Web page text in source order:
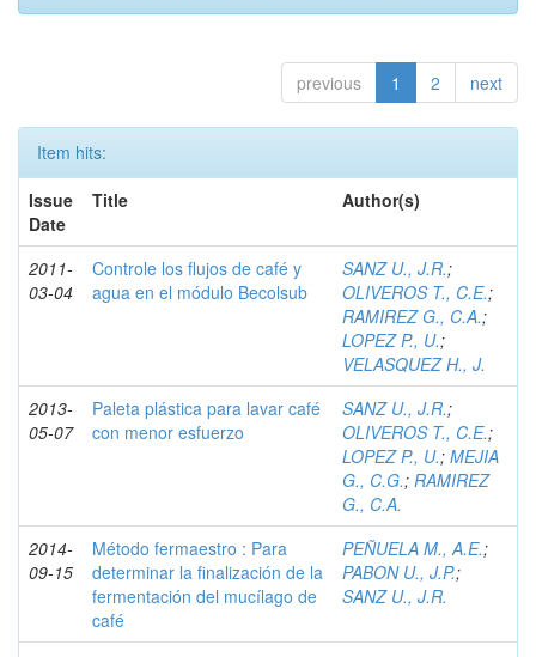
previous 1 2 next
Item hits:
Issue
Date
Title Author(s)
2011-
03-04
Controle los flujos de café y
agua en el módulo Becolsub
SANZ U., J.R.;
OLIVEROS T., C.E.;
RAMIREZ G., C.A.;
LOPEZ P., U.;
VELASQUEZ H., J.
2013-
05-07
Paleta plástica para lavar café
con menor esfuerzo
SANZ U., J.R.;
OLIVEROS T., C.E.;
LOPEZ P., U.; MEJIA
G., C.G.; RAMIREZ
G., C.A.
2014-
09-15
Método fermaestro : Para
determinar la finalización de la
fermentación del mucílago de
café
PEÑUELA M., A.E.;
PABON U., J.P.;
SANZ U., J.R.